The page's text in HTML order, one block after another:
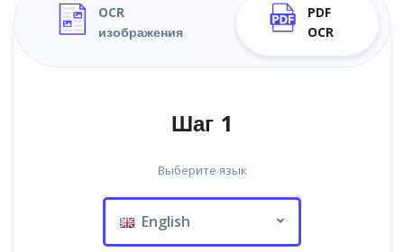
OCR
изображения
PDF
OCR
Шаг 1
Выберите язык
English